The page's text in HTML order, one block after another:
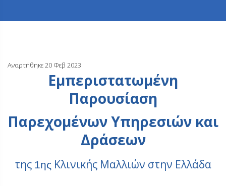
Αναρτήθηκε 20 Φεβ 2023
Εμπεριστατωμένη
Παρουσίαση
Παρεχομένων Υπηρεσιών και
Δράσεων
της 1ης Κλινικής Μαλλιών στην Ελλάδα